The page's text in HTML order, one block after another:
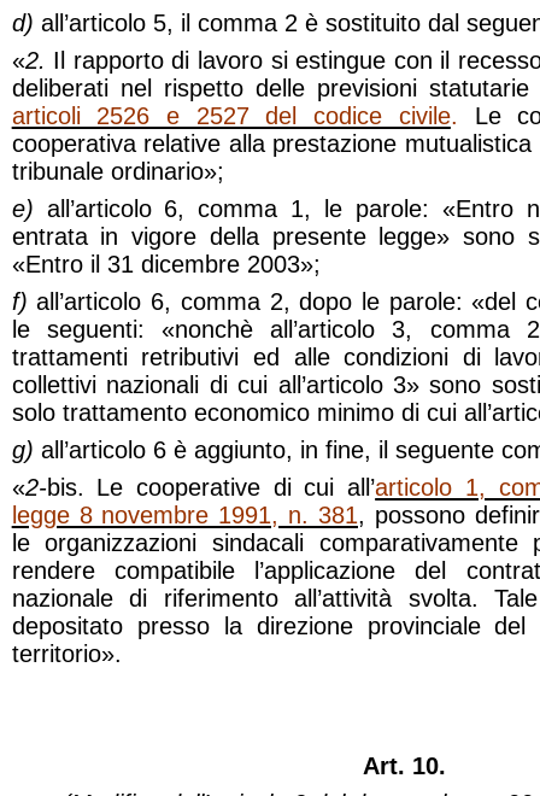
d) all’articolo 5, il comma 2 è sostituito dal
«2. Il rapporto di lavoro si estingue con il
deliberati nel rispetto delle previsioni
articoli 2526 e 2527 del codice civile. Le
cooperativa relative alla prestazione
tribunale ordinario»;
e) all’articolo 6, comma 1, le parole: «Entro
entrata in vigore della presente legge» sono
«Entro il 31 dicembre 2003»;
f)all’articolo 6, comma 2, dopo le parole: «del
le seguenti: «nonchè all’articolo 3, comma
trattamenti retributivi ed alle condizioni di
collettivi nazionali di cui all’articolo 3» sono
solo trattamento economico minimo di cui
g) all’articolo 6 è aggiunto, in fine, il seguente
«2-bis. Le cooperative di cui all’articolo 1,
legge 8 novembre 1991, n. 381, possono
le organizzazioni sindacali comparativamente
rendere compatibile l’applicazione del
nazionale di riferimento all’attività svolta.
depositato presso la direzione provinciale
territorio».
Art. 10.